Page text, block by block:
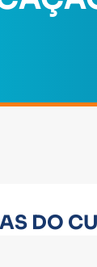
DO